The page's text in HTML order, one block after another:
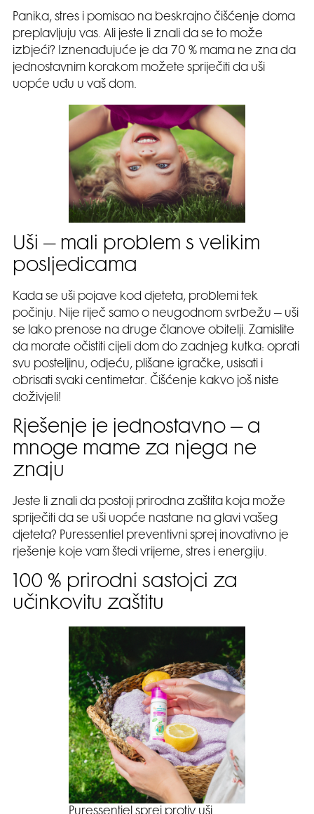
Panika, stres i pomisao na beskrajno čišćenje doma
preplavljuju vas. Ali jeste li znali da se to može
izbjeći? Iznenađujuće je da 70 % mama ne zna da
jednostavnim korakom možete spriječiti da uši
uopće uđu u vaš dom.
Uši – mali problem s velikim
posljedicama
Kada se uši pojave kod djeteta, problemi tek
počinju. Nije riječ samo o neugodnom svrbežu – uši
se lako prenose na druge članove obitelji. Zamislite
da morate očistiti cijeli dom do zadnjeg kutka: oprati
svu posteljinu, odjeću, plišane igračke, usisati i
obrisati svaki centimetar. Čišćenje kakvo još niste
doživjeli!
Rješenje je jednostavno – a
mnoge mame za njega ne
znaju
Jeste li znali da postoji prirodna zaštita koja može
spriječiti da se uši uopće nastane na glavi vašeg
djeteta? Puressentiel preventivni sprej inovativno je
rješenje koje vam štedi vrijeme, stres i energiju.
100 % prirodni sastojci za
učinkovitu zaštitu